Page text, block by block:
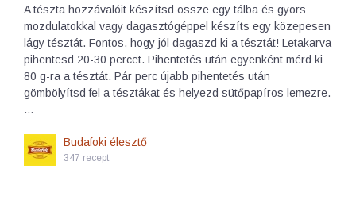
A tészta hozzávalóit készítsd össze egy tálba és gyors
mozdulatokkal vagy dagasztógéppel készíts egy közepesen
lágy tésztát. Fontos, hogy jól dagaszd ki a tésztát! Letakarva
pihentesd 20-30 percet. Pihentetés után egyenként mérd ki
80 g-ra a tésztát. Pár perc újabb pihentetés után
gömbölyítsd fel a tésztákat és helyezd sütőpapíros lemezre.
…
Budafoki élesztő
347 recept